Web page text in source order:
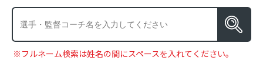
※フルネーム検索は姓名の間にスペースを入れてください。